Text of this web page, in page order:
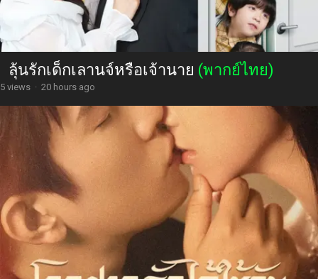
ลุ้นรักเด็กเลานจ์หรือเจ้านาย (พากย์ไทย)
5 views · 20 hours ago